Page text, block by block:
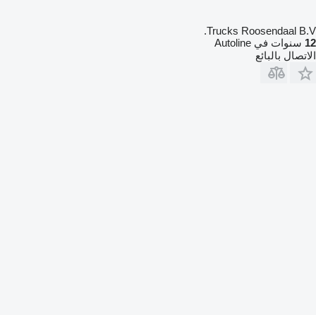
Trucks Roosendaal B.V.
12 سنوات في Autoline
الاتصال بالبائع